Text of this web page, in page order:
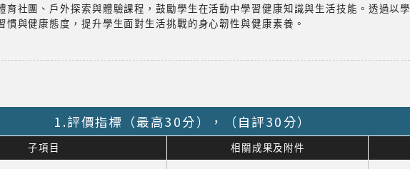
育社團、戶外探索與體驗課程，鼓勵學生在活動中學習健康知識與生活技能。透過以學
與健康態度，提升學生面對生活挑戰的身心韌性與健康素養。
1.評價指標（最高30分），（自評30分）
子項目 相關成果及附件